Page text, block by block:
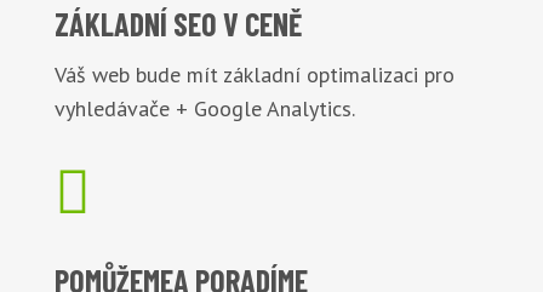
ZÁKLADNÍ SEO V CENĚ
Váš web bude mít základní optimalizaci pro
vyhledávače + Google Analytics.

POMŮŽEMEA PORADÍME